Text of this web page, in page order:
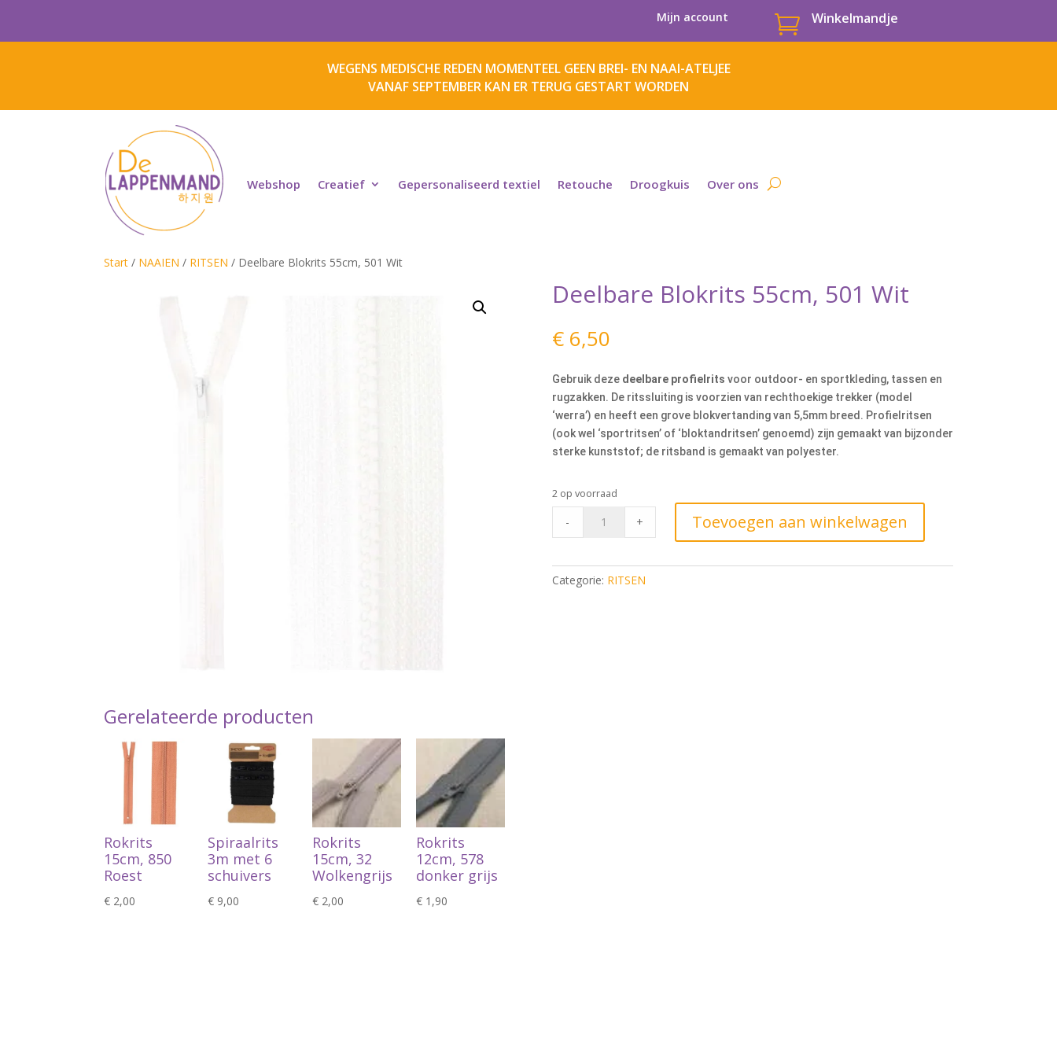
Mijn account  Winkelmandje
WEGENS MEDISCHE REDEN MOMENTEEL GEEN BREI- EN NAAI-ATELJEE
VANAF SEPTEMBER KAN ER TERUG GESTART WORDEN
Webshop Creatief Gepersonaliseerd textiel Retouche Droogkuis Over ons
Start / NAAIEN / RITSEN / Deelbare Blokrits 55cm, 501 Wit
Gerelateerde producten
Rokrits
15cm, 850
Roest
€ 2,00
Spiraalrits
3m met 6
schuivers
€ 9,00
Rokrits
15cm, 32
Wolkengrijs
€2,00
Rokrits
12cm, 578
donker grijs
€ 1,90
Deelbare Blokrits 55cm, 501 Wit
€6,50
Gebruik deze deelbare profielrits voor outdoor- en sportkleding, tassen en
rugzakken. De ritssluiting is voorzien van rechthoekige trekker (model
‘werra’) en heeft een grove blokvertanding van 5,5mm breed. Profielritsen
(ook wel ‘sportritsen’ of ‘bloktandritsen’ genoemd) zijn gemaakt van bijzonder
sterke kunststof; de ritsband is gemaakt van polyester.
2 op voorraad
501
Wit
- + Toevoegen aan winkelwagen
Categorie: RITSEN